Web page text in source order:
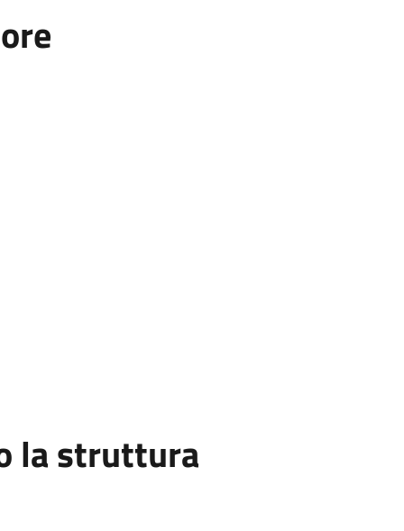
la struttura